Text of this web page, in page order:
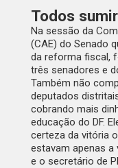
Todos
Na sessão da
(CAE) do Senado
da reforma fiscal,
três senadores e
Também não
deputados
cobrando mais
educação do DF.
certeza da vitória
estavam apenas a
e o secretário de